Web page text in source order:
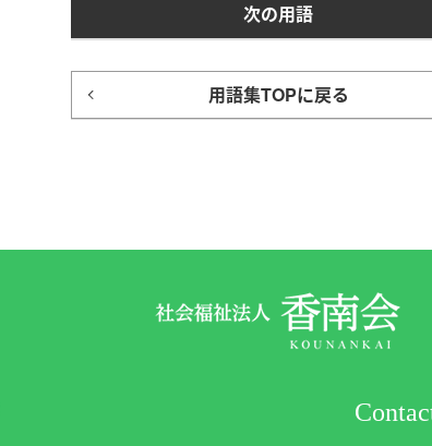
次の用語
用語集TOPに戻る